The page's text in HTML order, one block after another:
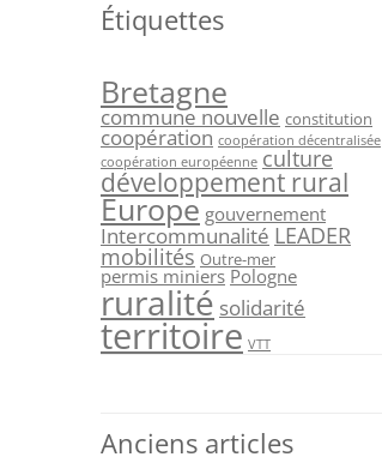
Étiquettes
Bretagne
commune nouvelle constitution
coopération coopération décentralisée
coopération européenne culture
développement rural
Europe gouvernement
Intercommunalité LEADER
mobilités Outre-mer
permis miniers Pologne
ruralité solidarité
territoire VTT
Anciens articles